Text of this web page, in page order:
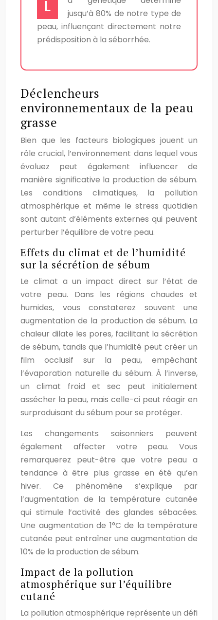
L
jusqu’à 80% de notre type de
peau, influençant directement notre
prédisposition à la séborrhée.
Déclencheurs
environnementaux de la peau
grasse
Bien que les facteurs biologiques jouent un
rôle crucial, l’environnement dans lequel vous
évoluez peut également influencer de
manière significative la production de sébum.
Les conditions climatiques, la pollution
atmosphérique et même le stress quotidien
sont autant d’éléments externes qui peuvent
perturber l’équilibre de votre peau.
Effets du climat et de l’humidité
sur la sécrétion de sébum
Le climat a un impact direct sur l’état de
votre peau. Dans les régions chaudes et
humides, vous constaterez souvent une
augmentation de la production de sébum. La
chaleur dilate les pores, facilitant la sécrétion
de sébum, tandis que l’humidité peut créer un
film occlusif sur la peau, empêchant
l’évaporation naturelle du sébum. À l’inverse,
un climat froid et sec peut initialement
assécher la peau, mais celle-ci peut réagir en
surproduisant du sébum pour se protéger.
Les changements saisonniers peuvent
également affecter votre peau. Vous
remarquerez peut-être que votre peau a
tendance à être plus grasse en été qu’en
hiver. Ce phénomène s’explique par
l’augmentation de la température cutanée
qui stimule l’activité des glandes sébacées.
Une augmentation de 1°C de la température
cutanée peut entraîner une augmentation de
10% de la production de sébum.
Impact de la pollution
atmosphérique sur l’équilibre
cutané
La pollution atmosphérique représente un défi